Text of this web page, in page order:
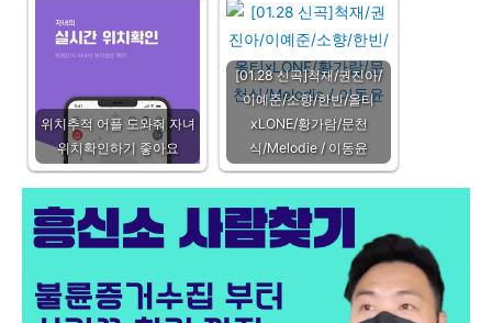
위치추적 어플 도와줘 자녀
위치확인하기 좋아요
[01.28 신곡]척재/권진아/
이예준/소향/한빈/올티
xLONE/황가람/문천
식/Melodie / 이동윤